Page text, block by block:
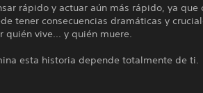
rápido y actuar aún más rápido, ya
tener consecuencias dramáticas y
quién vive... y quién muere.
esta historia depende totalmente de ti.